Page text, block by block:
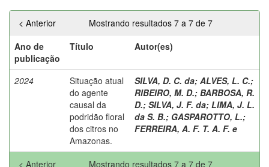
Mostrando resultados 7 a 7 de 7
< Anterior
Ano de
publicação
Título Autor(es)
2024
Situação atual
do agente
causal da
podridão floral
dos citros no
Amazonas.
SILVA, D. C. da; ALVES, L. C.;
RIBEIRO, M. D.; BARBOSA, R.
D.; SILVA, J. F. da; LIMA, J. L.
da S. B.; GASPAROTTO, L.;
FERREIRA, A. F. T. A. F. e
Mostrando resultados 7 a 7 de 7
< Anterior